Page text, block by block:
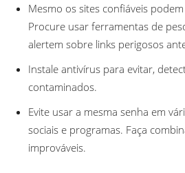
Mesmo os sites confiáveis
Procure usar ferramentas de
alertem sobre links perigosos
Instale antivírus para evitar,
contaminados.
Evite usar a mesma senha em
sociais e programas. Faça
improváveis.